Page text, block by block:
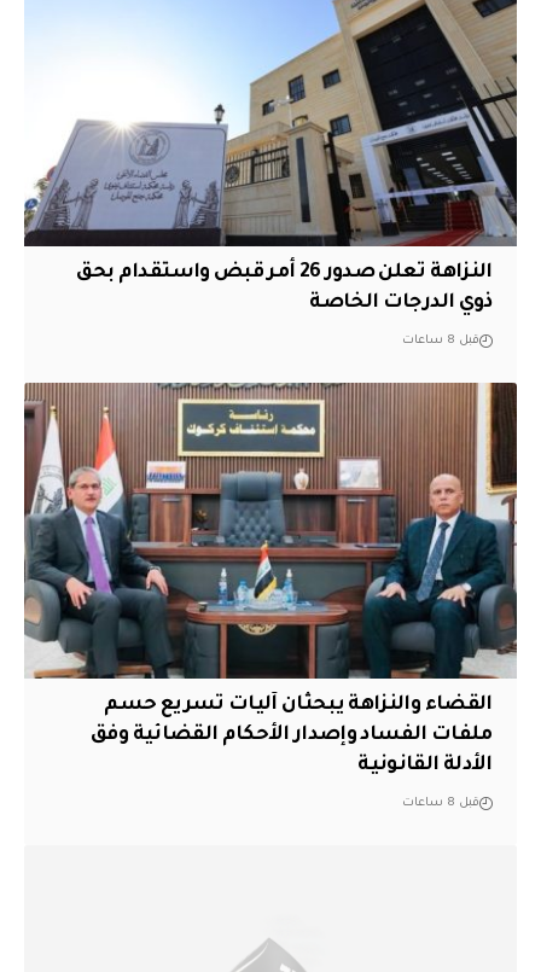
النزاهة تعلن صدور 26 أمر قبض واستقدام بحق
ذوي الدرجات الخاصة
قبل 8 ساعات
القضاء والنزاهة يبحثان آليات تسريع حسم
ملفات الفساد وإصدار الأحكام القضائية وفق
الأدلة القانونية
قبل 8 ساعات